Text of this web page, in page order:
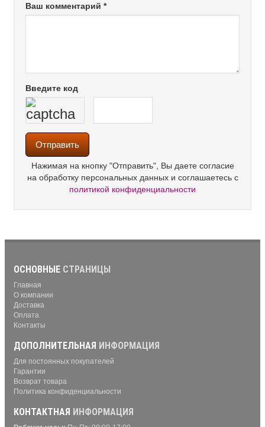
Ваш комментарий *
Введите код
Нажимая на кнопку "Отправить", Вы даете согласие
на обработку персональных данных и соглашаетесь с
политикой конфиденциальности
ОСНОВНЫЕ СТРАНИЦЫ
Главная
О компании
Доставка
Оплата
Контакты
ДОПОЛНИТЕЛЬНАЯ ИНФОРМАЦИЯ
Для постоянных покупателей
Гарантии
Возврат товара
Политика конфиденциальности
КОНТАКТНАЯ ИНФОРМАЦИЯ